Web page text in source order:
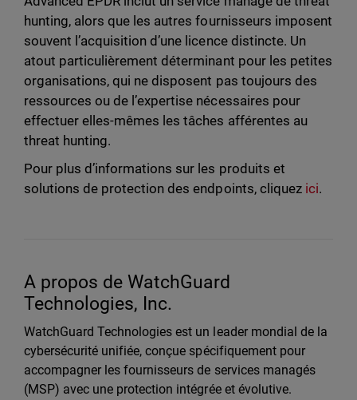
hunting, alors que les autres fournisseurs imposent
souvent l’acquisition d’une licence distincte. Un
atout particulièrement déterminant pour les petites
organisations, qui ne disposent pas toujours des
ressources ou de l’expertise nécessaires pour
effectuer elles-mêmes les tâches afférentes au
threat hunting.
Pour plus d’informations sur les produits et
solutions de protection des endpoints, cliquez ici.
A propos de WatchGuard
Technologies, Inc.
WatchGuard Technologies est un leader mondial de la
cybersécurité unifiée, conçue spécifiquement pour
accompagner les fournisseurs de services managés
(MSP) avec une protection intégrée et évolutive.